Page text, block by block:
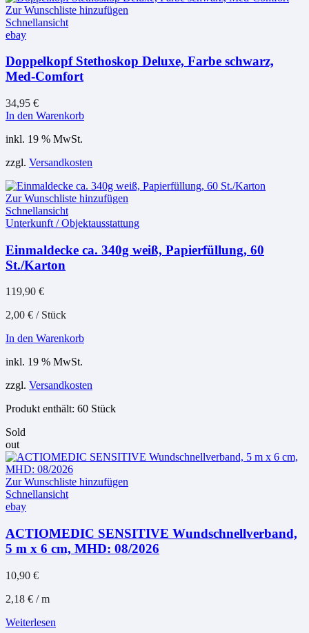
Zur Wunschliste hinzufügen
Schnellansicht
ebay
Doppelkopf Stethoskop Deluxe, Farbe schwarz,
Med-Comfort
34,95 €
In den Warenkorb
inkl. 19 % MwSt.
zzgl. Versandkosten
Zur Wunschliste hinzufügen
Schnellansicht
Unterkunft / Objektausstattung
Einmaldecke ca. 340g weiß, Papierfüllung, 60
St./Karton
119,90 €
2,00 € / Stück
In den Warenkorb
inkl. 19 % MwSt.
zzgl. Versandkosten
Produkt enthält: 60 Stück
Sold
out
Zur Wunschliste hinzufügen
Schnellansicht
ebay
ACTIOMEDIC SENSITIVE Wundschnellverband,
5 m x 6 cm, MHD: 08/2026
10,90 €
2,18 € /m
Weiterlesen